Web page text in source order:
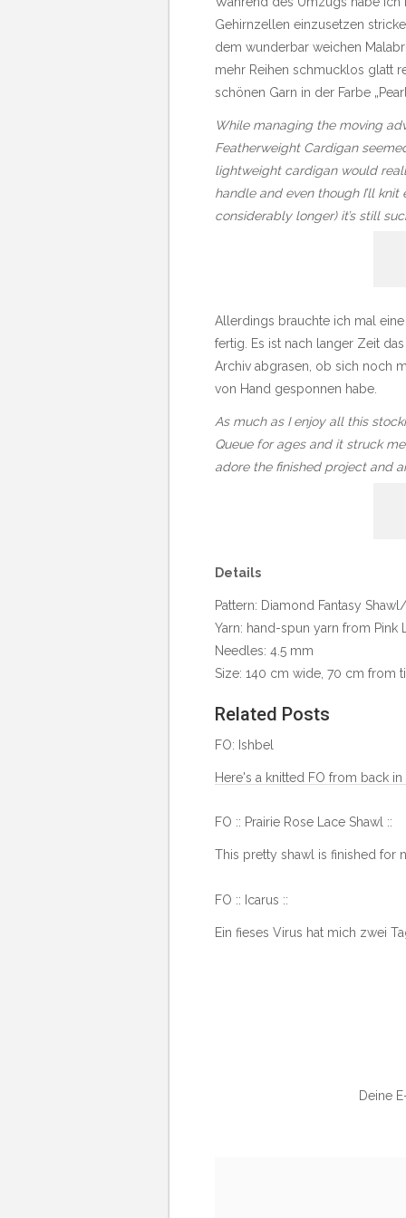
Gehirnzellen einzusetzen
dem wunderbar weichen
mehr Reihen schmucklos glatt
schönen Garn in der Farbe „Pearl
While managing the moving
Featherweight Cardigan
lightweight cardigan would
handle and even though I’ll
considerably longer) it’s still
Allerdings brauchte ich mal
fertig. Es ist nach langer Zeit
Archiv abgrasen, ob sich noch
von Hand gesponnen habe.
As much as I enjoy all this
Queue for ages and it struck
adore the finished project and
Details
Pattern: Diamond Fantasy
Yarn: hand-spun yarn from Pink
Needles: 4.5 mm
Size: 140 cm wide, 70 cm from
Related Posts
FO: Ishbel
Here's a knitted FO from back in
FO :: Prairie Rose Lace Shawl ::
This pretty shawl is finished for
FO :: Icarus ::
Ein fieses Virus hat mich zwei
Deine